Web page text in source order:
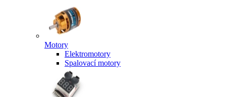
Motory
Elektromotory
Spalovací motory